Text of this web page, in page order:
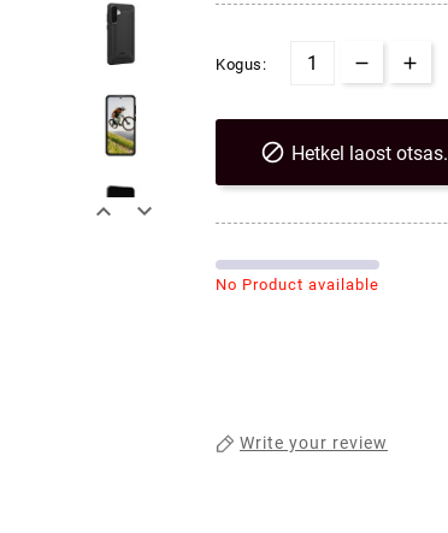
 
Kogus:
 Hetkel laost otsas.
No Product available
Write your review